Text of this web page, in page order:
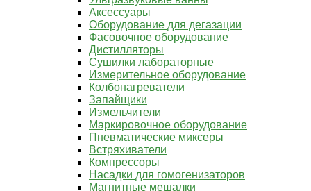
Аксессуары
Оборудование для дегазации
Фасовочное оборудование
Дистилляторы
Сушилки лабораторные
Измерительное оборудование
Колбонагреватели
Запайщики
Измельчители
Маркировочное оборудование
Пневматические миксеры
Встряхиватели
Компрессоры
Насадки для гомогенизаторов
Магнитные мешалки